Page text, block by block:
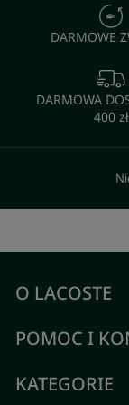
DARMOWE
DARMOWA
400 zł
O LACOSTE
POMOC I
KATEGORIE